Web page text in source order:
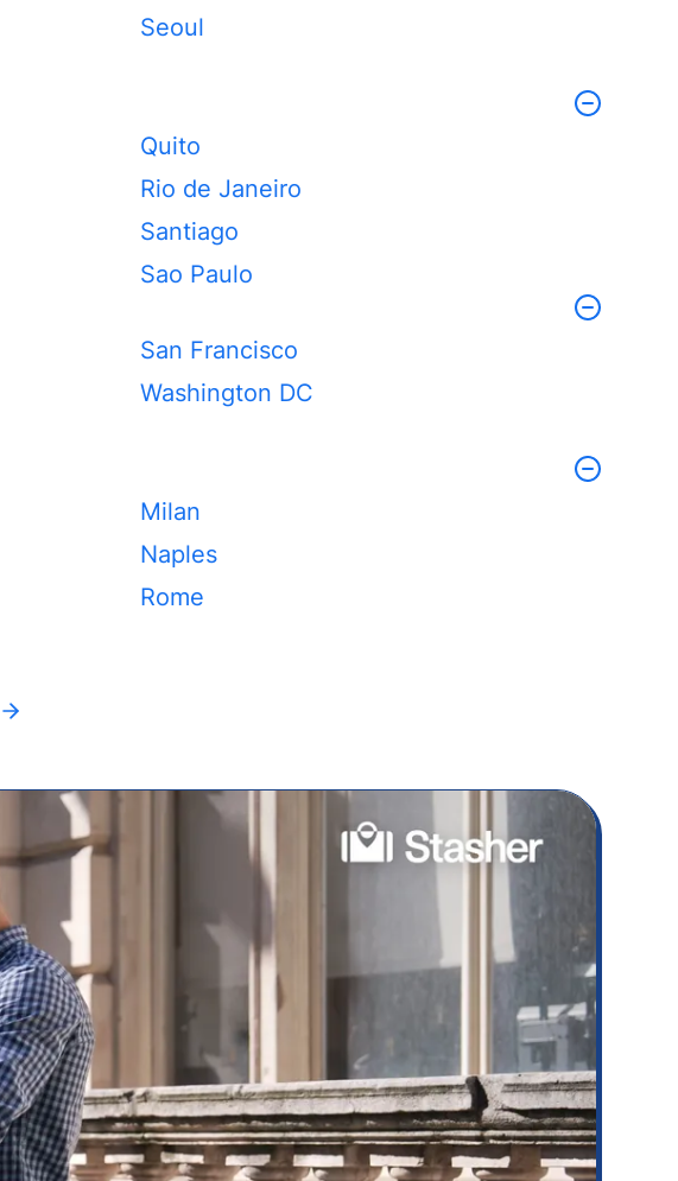
Seoul
Quito
Rio de Janeiro
Santiago
Sao Paulo
San Francisco
Washington DC
Milan
Naples
Rome